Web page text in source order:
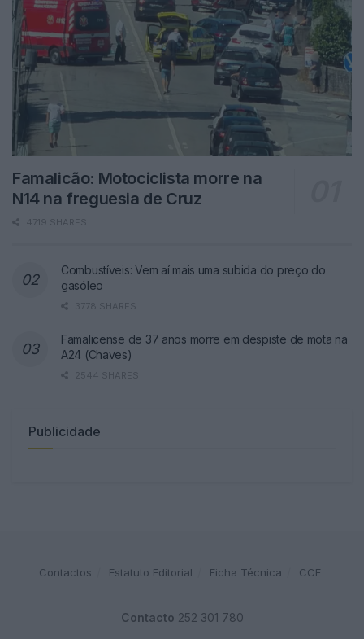
Famalicão: Motociclista morre na
N14 na freguesia de Cruz
4719 SHARES
Combustíveis: Vem aí mais uma subida do preço do
gasóleo
3778 SHARES
Famalicense de 37 anos morre em despiste de mota na
A24 (Chaves)
2544 SHARES
Publicidade
Contactos Estatuto Editorial Ficha Técnica CCF
Contacto 252 301 780